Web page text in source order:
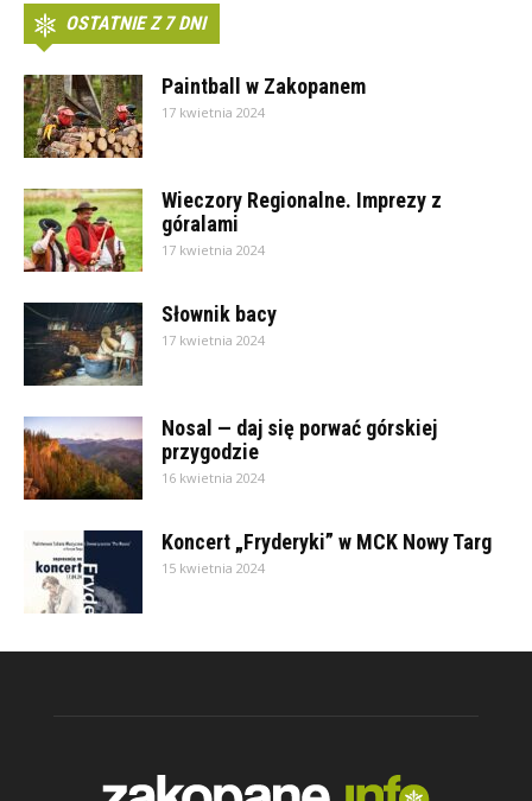
OSTATNIE Z 7 DNI
Paintball w Zakopanem
17 kwietnia 2024
Wieczory Regionalne. Imprezy z
góralami
17 kwietnia 2024
Słownik bacy
17 kwietnia 2024
Nosal — daj się porwać górskiej
przygodzie
16 kwietnia 2024
Koncert „Fryderyki” w MCK Nowy Targ
15 kwietnia 2024